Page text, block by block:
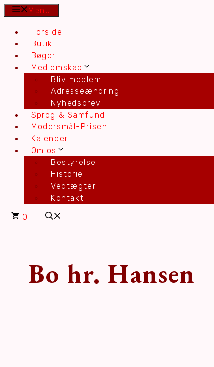
Hop
indhold
Menu
Forside
Butik
Bøger
Medlemskab
Bliv medlem
Adresseændring
Nyhedsbrev
Sprog & Samfund
Modersmål-Prisen
Kalender
Om os
Bestyrelse
Historie
Vedtægter
Kontakt
0
Bo hr. Hansen